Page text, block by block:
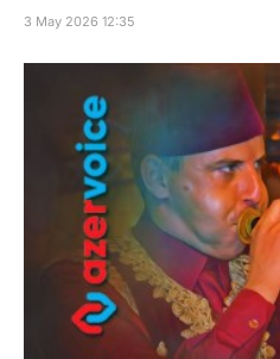
3 May 2026 12:35